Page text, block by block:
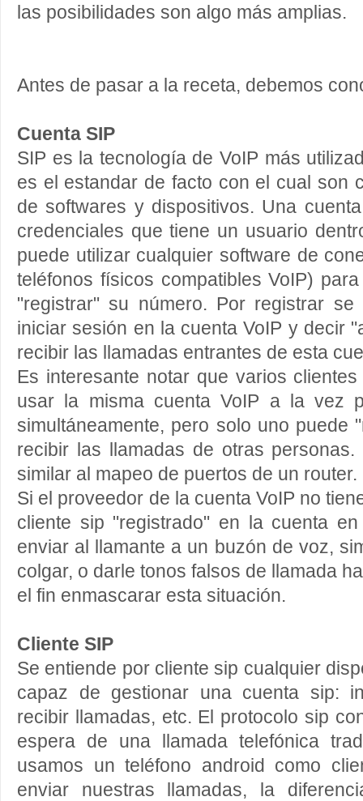
las posibilidades son algo más amplias.
Antes de pasar a la receta, debemos
Cuenta SIP
SIP es la tecnología de VoIP más
es el estandar de facto con el cual son
de softwares y dispositivos. Una
credenciales que tiene un usuario
puede utilizar cualquier software de
teléfonos físicos compatibles VoIP)
"registrar" su número. Por registrar
iniciar sesión en la cuenta VoIP y decir
recibir las llamadas entrantes de esta
Es interesante notar que varios
usar la misma cuenta VoIP a la vez
simultáneamente, pero solo uno puede
recibir las llamadas de otras personas.
similar al mapeo de puertos de un router.
Si el proveedor de la cuenta VoIP no
cliente sip "registrado" en la cuenta
enviar al llamante a un buzón de voz,
colgar, o darle tonos falsos de llamada
el fin enmascarar esta situación.
Cliente SIP
Se entiende por cliente sip cualquier
capaz de gestionar una cuenta sip:
recibir llamadas, etc. El protocolo sip
espera de una llamada telefónica
usamos un teléfono android como
enviar nuestras llamadas, la